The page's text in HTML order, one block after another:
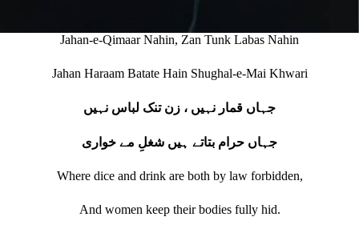
Jahan-e-Qimaar Nahin, Zan Tunk Labas Nahin
Jahan Haraam Batate Hain Shughal-e-Mai Khwari
جہاں قمار نہیں ، زن تنک لباس نہیں
جہاں حرام بتاتے ہیں شغلِ مے خواری
Where dice and drink are both by law forbidden,
And women keep their bodies fully hid.